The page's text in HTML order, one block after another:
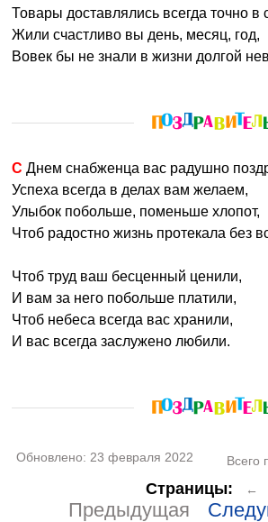
Товары доставлялись всегда точно в
Жили счастливо вы день, месяц, год,
Вовек бы не знали в жизни долгой
С Днем снабженца вас радушно
Успеха всегда в делах вам желаем,
Улыбок побольше, поменьше хлопот,
Чтоб радостно жизнь протекала без
Чтоб труд ваш бесценный ценили,
И вам за него побольше платили,
Чтоб небеса всегда вас хранили,
И вас всегда заслужено любили.
Обновлено: 23 февраля 2022 Всего
Страницы: ←
Предыдущая